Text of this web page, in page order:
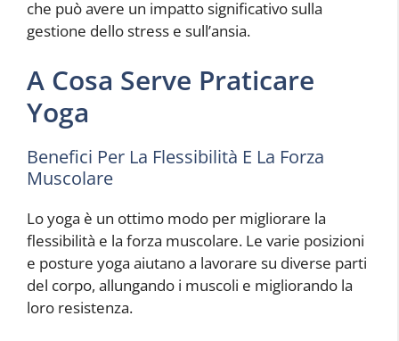
che può avere un impatto significativo sulla
gestione dello stress e sull’ansia.
A Cosa Serve Praticare
Yoga
Benefici Per La Flessibilità E La Forza
Muscolare
Lo yoga è un ottimo modo per migliorare la
flessibilità e la forza muscolare. Le varie posizioni
e posture yoga aiutano a lavorare su diverse parti
del corpo, allungando i muscoli e migliorando la
loro resistenza.